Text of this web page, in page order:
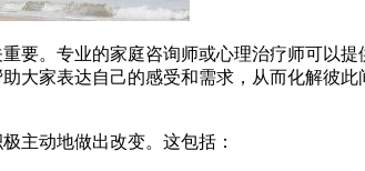
要。专业的家庭咨询师或心理治疗师可以
大家表达自己的感受和需求，从而化解彼
主动地做出改变。这包括：